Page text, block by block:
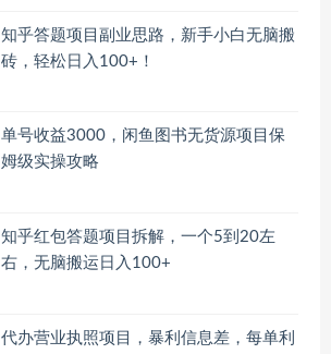
知乎答题项目副业思路，新手小白无脑搬
砖，轻松日入100+！
单号收益3000，闲鱼图书无货源项目保
姆级实操攻略
知乎红包答题项目拆解，一个5到20左
右，无脑搬运日入100+
代办营业执照项目，暴利信息差，每单利